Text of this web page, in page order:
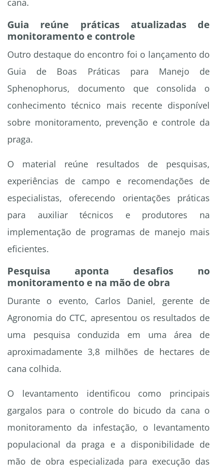
cana.
Guia reúne práticas atualizadas de
monitoramento e controle
Outro destaque do encontro foi o lançamento do
Guia de Boas Práticas para Manejo de
Sphenophorus, documento que consolida o
conhecimento técnico mais recente disponível
sobre monitoramento, prevenção e controle da
praga.
O material reúne resultados de pesquisas,
experiências de campo e recomendações de
especialistas, oferecendo orientações práticas
para auxiliar técnicos e produtores na
implementação de programas de manejo mais
eficientes.
Pesquisa aponta desafios no
monitoramento e na mão de obra
Durante o evento, Carlos Daniel, gerente de
Agronomia do CTC, apresentou os resultados de
uma pesquisa conduzida em uma área de
aproximadamente 3,8 milhões de hectares de
cana colhida.
O levantamento identificou como principais
gargalos para o controle do bicudo da cana o
monitoramento da infestação, o levantamento
populacional da praga e a disponibilidade de
mão de obra especializada para execução das